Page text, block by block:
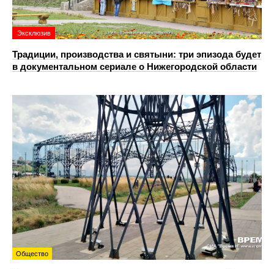
Эксклюзив
Традиции, производства и святыни: три эпизода будет
в документальном сериале о Нижегородской области
Общество